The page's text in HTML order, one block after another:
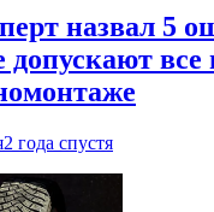
назвал 5
допускают все
2 года спустя